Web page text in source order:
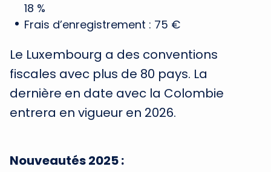
18 %
Frais d’enregistrement : 75 €
Le Luxembourg a des conventions
fiscales avec plus de 80 pays. La
dernière en date avec la Colombie
entrera en vigueur en 2026.
Nouveautés 2025 :